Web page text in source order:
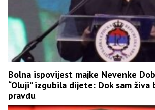
Bolna ispovijest majke Nevenke
“Oluji” izgubila dijete: Dok sam živa
pravdu